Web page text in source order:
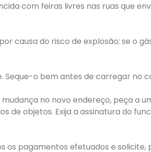
com feiras livres nas ruas que
causa do risco de explosão; se o
o bem antes de carregar no
no novo endereço, peça a
de objetos. Exija a assinatura do
os pagamentos efetuados e